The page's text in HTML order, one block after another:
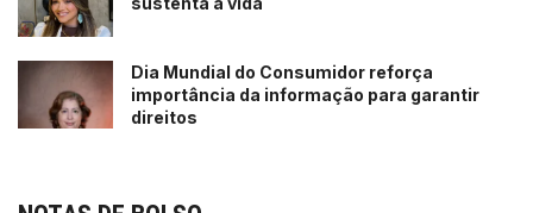
Dia Mundial do Consumidor reforça
importância da informação para garantir
direitos